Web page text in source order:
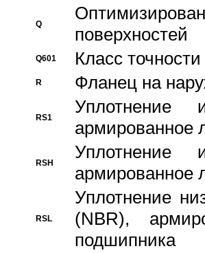
Q
поверхностей
Q601 Класс
R Фланец на
RS1
Уплотнение
армированное
RSH
Уплотнение
армированное
RSL
Уплотнение
(NBR),
подшипника